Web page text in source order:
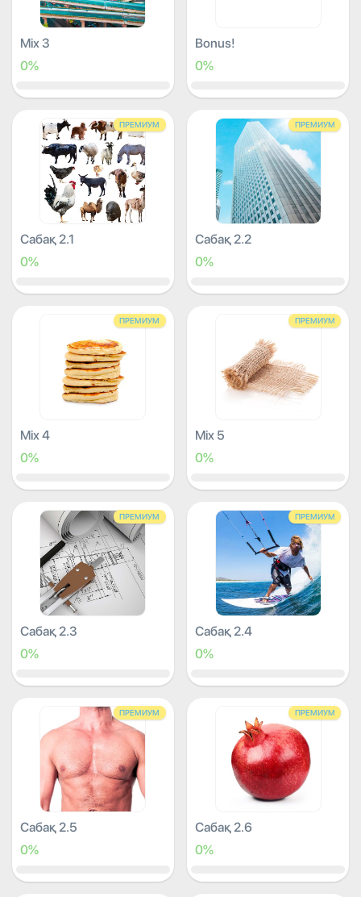
Mix 3
0%
Bonus!
0%
ПРЕМИУМ
Сабақ 2.1
0%
ПРЕМИУМ
Сабақ 2.2
0%
ПРЕМИУМ
Mix 4
0%
ПРЕМИУМ
Mix 5
0%
ПРЕМИУМ
Сабақ 2.3
0%
ПРЕМИУМ
Сабақ 2.4
0%
ПРЕМИУМ
Сабақ 2.5
0%
ПРЕМИУМ
Сабақ 2.6
0%